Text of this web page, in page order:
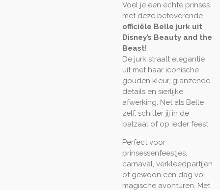
Voel je een echte prinses
met deze betoverende
officiële Belle jurk uit
Disney’s Beauty and the
Beast!
De jurk straalt elegantie
uit met haar iconische
gouden kleur, glanzende
details en sierlijke
afwerking. Net als Belle
zelf, schitter jij in de
balzaal of op ieder feest.
Perfect voor
prinsessenfeestjes,
carnaval, verkleedpartijen
of gewoon een dag vol
magische avonturen. Met